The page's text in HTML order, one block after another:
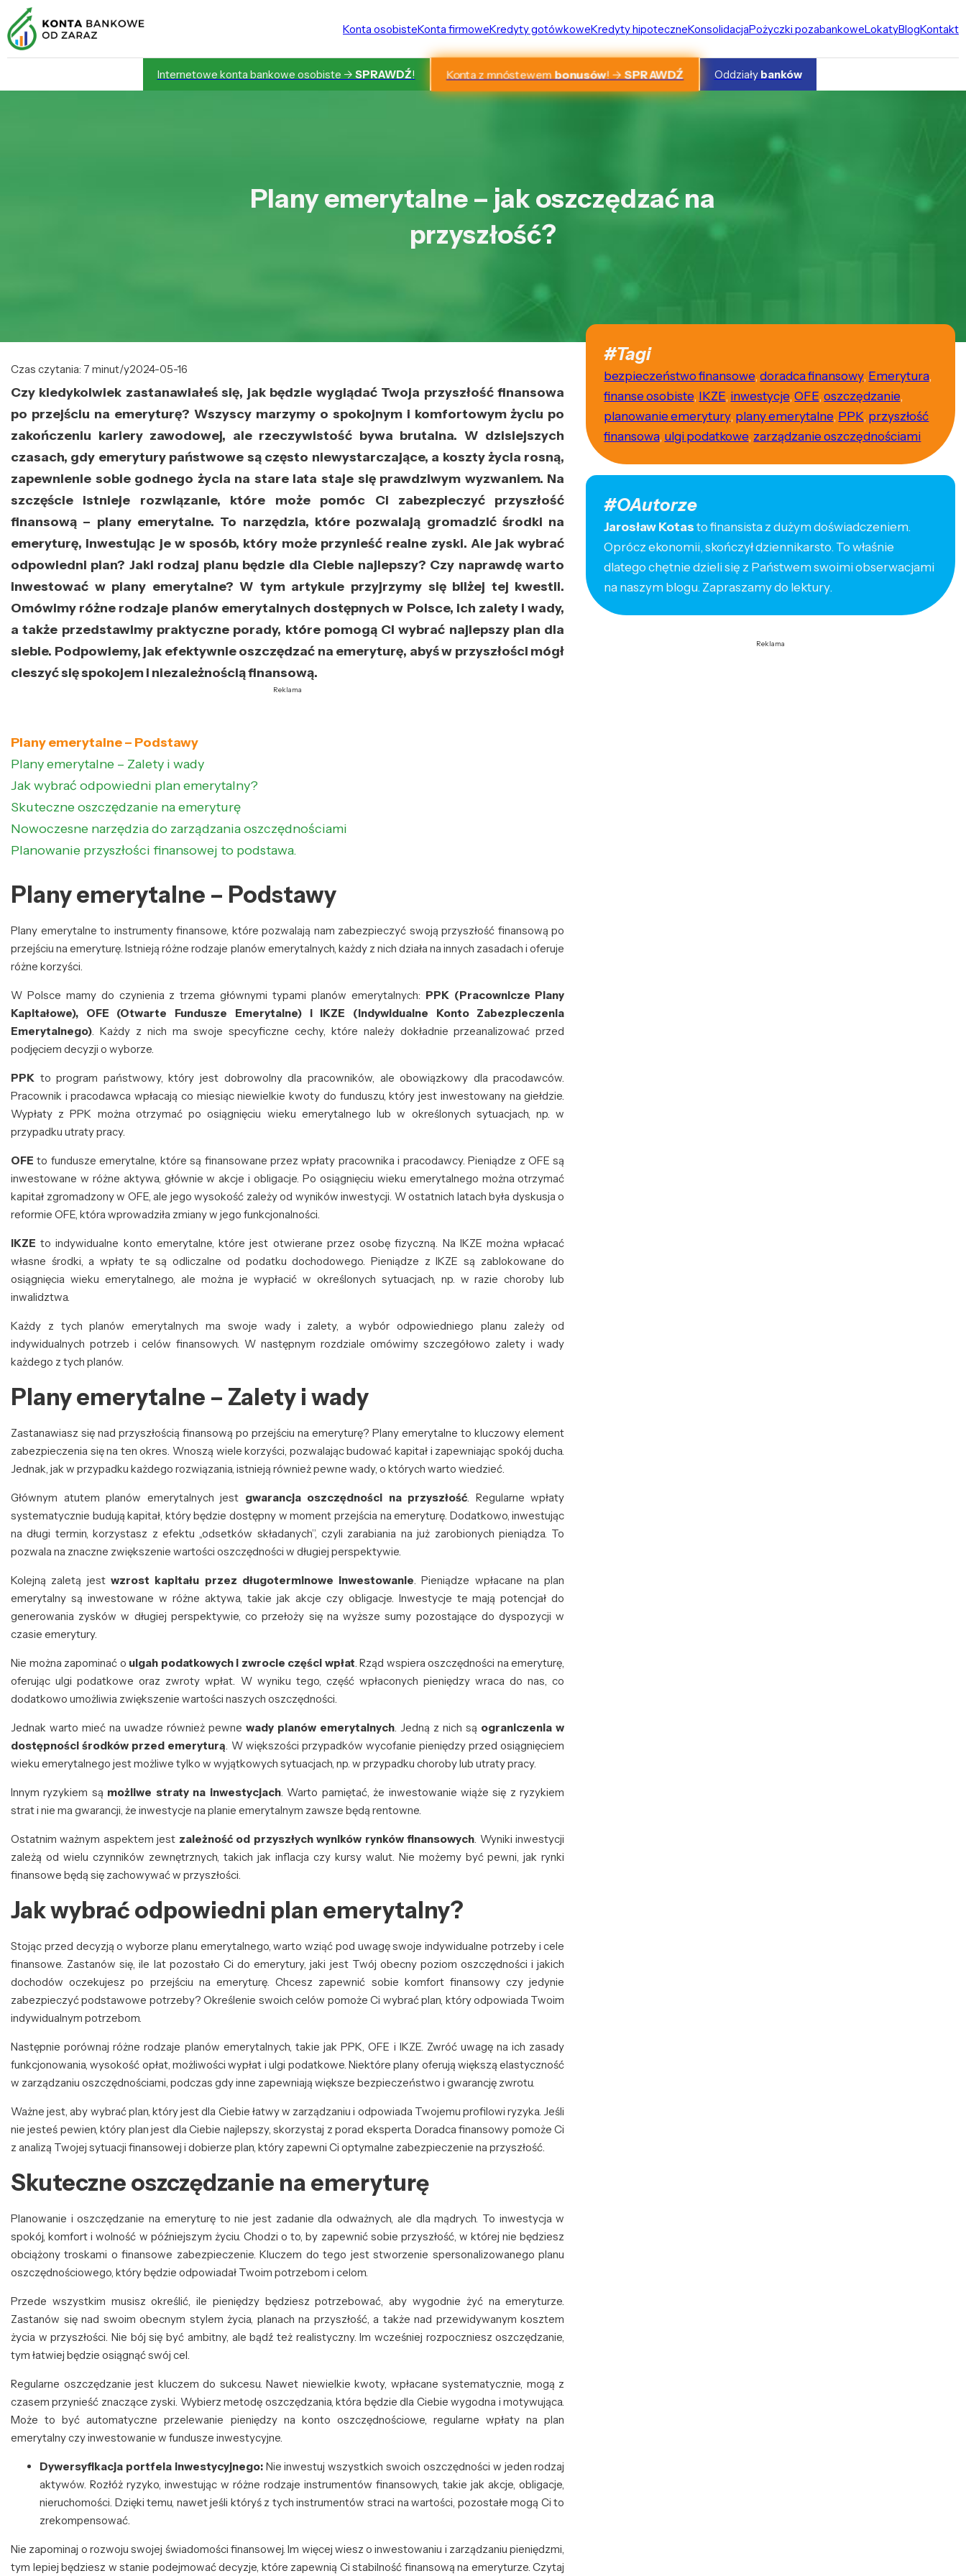
Konta osobisteKonta firmoweKredyty gotówkoweKredyty hipoteczneKonsolidacjaPożyczki pozabankoweLokatyBlogKontakt
Internetowe konta bankowe osobiste -> SPRAWDŹ! Konta z mnóstewem bonusów! -> SPRAWDŹ Oddziały banków
Plany emerytalne – jak oszczędzać na
przyszłość?
Czas czytania: 7 minut/y2024-05-16
Czy kiedykolwiek zastanawiałeś się, jak będzie wyglądać Twoja przyszłość finansowa
po przejściu na emeryturę? Wszyscy marzymy o spokojnym i komfortowym życiu po
zakończeniu kariery zawodowej, ale rzeczywistość bywa brutalna. W dzisiejszych
czasach, gdy emerytury państwowe są często niewystarczające, a koszty życia rosną,
zapewnienie sobie godnego życia na stare lata staje się prawdziwym wyzwaniem. Na
szczęście istnieje rozwiązanie, które może pomóc Ci zabezpieczyć przyszłość
finansową – plany emerytalne. To narzędzia, które pozwalają gromadzić środki na
emeryturę, inwestując je w sposób, który może przynieść realne zyski. Ale jak wybrać
odpowiedni plan? Jaki rodzaj planu będzie dla Ciebie najlepszy? Czy naprawdę warto
inwestować w plany emerytalne? W tym artykule przyjrzymy się bliżej tej kwestii.
Omówimy różne rodzaje planów emerytalnych dostępnych w Polsce, ich zalety i wady,
a także przedstawimy praktyczne porady, które pomogą Ci wybrać najlepszy plan dla
siebie. Podpowiemy, jak efektywnie oszczędzać na emeryturę, abyś w przyszłości mógł
cieszyć się spokojem i niezależnością finansową.
Reklama
Plany emerytalne – Podstawy
Plany emerytalne – Zalety i wady
Jak wybrać odpowiedni plan emerytalny?
Skuteczne oszczędzanie na emeryturę
Nowoczesne narzędzia do zarządzania oszczędnościami
Planowanie przyszłości finansowej to podstawa.
Plany emerytalne – Podstawy
Plany emerytalne to instrumenty finansowe, które pozwalają nam zabezpieczyć swoją przyszłość finansową po
przejściu na emeryturę. Istnieją różne rodzaje planów emerytalnych, każdy z nich działa na innych zasadach i oferuje
różne korzyści.
W Polsce mamy do czynienia z trzema głównymi typami planów emerytalnych: PPK (Pracownicze Plany
Kapitałowe), OFE (Otwarte Fundusze Emerytalne) i IKZE (Indywidualne Konto Zabezpieczenia
Emerytalnego). Każdy z nich ma swoje specyficzne cechy, które należy dokładnie przeanalizować przed
podjęciem decyzji o wyborze.
PPK to program państwowy, który jest dobrowolny dla pracowników, ale obowiązkowy dla pracodawców.
Pracownik i pracodawca wpłacają co miesiąc niewielkie kwoty do funduszu, który jest inwestowany na giełdzie.
Wypłaty z PPK można otrzymać po osiągnięciu wieku emerytalnego lub w określonych sytuacjach, np. w
przypadku utraty pracy.
OFE to fundusze emerytalne, które są finansowane przez wpłaty pracownika i pracodawcy. Pieniądze z OFE są
inwestowane w różne aktywa, głównie w akcje i obligacje. Po osiągnięciu wieku emerytalnego można otrzymać
kapitał zgromadzony w OFE, ale jego wysokość zależy od wyników inwestycji. W ostatnich latach była dyskusja o
reformie OFE, która wprowadziła zmiany w jego funkcjonalności.
IKZE to indywidualne konto emerytalne, które jest otwierane przez osobę fizyczną. Na IKZE można wpłacać
własne środki, a wpłaty te są odliczalne od podatku dochodowego. Pieniądze z IKZE są zablokowane do
osiągnięcia wieku emerytalnego, ale można je wypłacić w określonych sytuacjach, np. w razie choroby lub
inwalidztwa.
Każdy z tych planów emerytalnych ma swoje wady i zalety, a wybór odpowiedniego planu zależy od
indywidualnych potrzeb i celów finansowych. W następnym rozdziale omówimy szczegółowo zalety i wady
każdego z tych planów.
Plany emerytalne – Zalety i wady
Zastanawiasz się nad przyszłością finansową po przejściu na emeryturę? Plany emerytalne to kluczowy element
zabezpieczenia się na ten okres. Wnoszą wiele korzyści, pozwalając budować kapitał i zapewniając spokój ducha.
Jednak, jak w przypadku każdego rozwiązania, istnieją również pewne wady, o których warto wiedzieć.
Głównym atutem planów emerytalnych jest gwarancja oszczędności na przyszłość. Regularne wpłaty
systematycznie budują kapitał, który będzie dostępny w moment przejścia na emeryturę. Dodatkowo, inwestując
na długi termin, korzystasz z efektu „odsetków składanych”, czyli zarabiania na już zarobionych pieniądza. To
pozwala na znaczne zwiększenie wartości oszczędności w długiej perspektywie.
Kolejną zaletą jest wzrost kapitału przez długoterminowe inwestowanie. Pieniądze wpłacane na plan
emerytalny są inwestowane w różne aktywa, takie jak akcje czy obligacje. Inwestycje te mają potencjał do
generowania zysków w długiej perspektywie, co przełoży się na wyższe sumy pozostające do dyspozycji w
czasie emerytury.
Nie można zapominać o ulgah podatkowych i zwrocie części wpłat. Rząd wspiera oszczędności na emeryturę,
oferując ulgi podatkowe oraz zwroty wpłat. W wyniku tego, część wpłaconych pieniędzy wraca do nas, co
dodatkowo umożliwia zwiększenie wartości naszych oszczędności.
Jednak warto mieć na uwadze również pewnewady planów emerytalnych. Jedną z nich są ograniczenia w
dostępności środków przed emeryturą. W większości przypadków wycofanie pieniędzy przed osiągnięciem
wieku emerytalnego jest możliwe tylko w wyjątkowych sytuacjach, np. w przypadku choroby lub utraty pracy.
Innym ryzykiem są możliwe straty na inwestycjach. Warto pamiętać, że inwestowanie wiąże się z ryzykiem
strat i nie ma gwarancji, że inwestycje na planie emerytalnym zawsze będą rentowne.
Ostatnim ważnym aspektem jest zależność od przyszłych wyników rynków finansowych. Wyniki inwestycji
zależą od wielu czynników zewnętrznych, takich jak inflacja czy kursy walut. Nie możemy być pewni, jak rynki
finansowe będą się zachowywać w przyszłości.
Jak wybrać odpowiedni plan emerytalny?
Stojąc przed decyzją o wyborze planu emerytalnego, warto wziąć pod uwagę swoje indywidualne potrzeby i cele
finansowe. Zastanów się, ile lat pozostało Ci do emerytury, jaki jest Twój obecny poziom oszczędności i jakich
dochodów oczekujesz po przejściu na emeryturę. Chcesz zapewnić sobie komfort finansowy czy jedynie
zabezpieczyć podstawowe potrzeby? Określenie swoich celów pomoże Ci wybrać plan, który odpowiada Twoim
indywidualnym potrzebom.
Następnie porównaj różne rodzaje planów emerytalnych, takie jak PPK, OFE i IKZE. Zwróć uwagę na ich zasady
funkcjonowania, wysokość opłat, możliwości wypłat i ulgi podatkowe. Niektóre plany oferują większą elastyczność
w zarządzaniu oszczędnościami, podczas gdy inne zapewniają większe bezpieczeństwo i gwarancję zwrotu.
Ważne jest, aby wybrać plan, który jest dla Ciebie łatwy w zarządzaniu i odpowiada Twojemu profilowi ryzyka. Jeśli
nie jesteś pewien, który plan jest dla Ciebie najlepszy, skorzystaj z porad eksperta. Doradca finansowy pomoże Ci
z analizą Twojej sytuacji finansowej i dobierze plan, który zapewni Ci optymalne zabezpieczenie na przyszłość.
Skuteczne oszczędzanie na emeryturę
Planowanie i oszczędzanie na emeryturę to nie jest zadanie dla odważnych, ale dla mądrych. To inwestycja w
spokój, komfort i wolność w późniejszym życiu. Chodzi o to, by zapewnić sobie przyszłość, w której nie będziesz
obciążony troskami o finansowe zabezpieczenie. Kluczem do tego jest stworzenie spersonalizowanego planu
oszczędnościowego, który będzie odpowiadał Twoim potrzebom i celom.
Przede wszystkim musisz określić, ile pieniędzy będziesz potrzebować, aby wygodnie żyć na emeryturze.
Zastanów się nad swoim obecnym stylem życia, planach na przyszłość, a także nad przewidywanym kosztem
życia w przyszłości. Nie bój się być ambitny, ale bądź też realistyczny. Im wcześniej rozpoczniesz oszczędzanie,
tym łatwiej będzie osiągnąć swój cel.
Regularne oszczędzanie jest kluczem do sukcesu. Nawet niewielkie kwoty, wpłacane systematycznie, mogą z
czasem przynieść znaczące zyski. Wybierz metodę oszczędzania, która będzie dla Ciebie wygodna i motywująca.
Może to być automatyczne przelewanie pieniędzy na konto oszczędnościowe, regularne wpłaty na plan
emerytalny czy inwestowanie w fundusze inwestycyjne.
Dywersyfikacja portfela inwestycyjnego:Nie inwestuj wszystkich swoich oszczędności w jeden rodzaj
aktywów. Rozłóż ryzyko, inwestując w różne rodzaje instrumentów finansowych, takie jak akcje, obligacje,
nieruchomości. Dzięki temu, nawet jeśli któryś z tych instrumentów straci na wartości, pozostałe mogą Ci to
zrekompensować.
Nie zapominaj o rozwoju swojej świadomości finansowej. Im więcej wiesz o inwestowaniu i zarządzaniu pieniędzmi,
tym lepiej będziesz w stanie podejmować decyzje, które zapewnią Ci stabilność finansową na emeryturze. Czytaj
#Tagi
bezpieczeństwo finansowe,doradca finansowy, Emerytura,
finanse osobiste, IKZE, inwestycje,OFE,oszczędzanie,
planowanie emerytury, plany emerytalne, PPK, przyszłość
finansowa, ulgi podatkowe, zarządzanie oszczędnościami
#OAutorze
Jarosław Kotas to finansista z dużym doświadczeniem.
Oprócz ekonomii, skończył dziennikarsto. To właśnie
dlatego chętnie dzieli się z Państwem swoimi obserwacjami
na naszym blogu. Zapraszamy do lektury.
Reklama